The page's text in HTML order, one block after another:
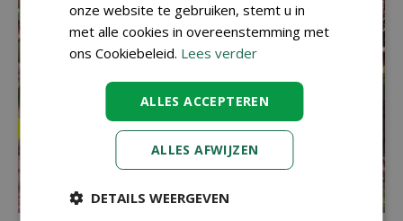
onze website te gebruiken, stemt u in
met alle cookies in overeenstemming met
ons Cookiebeleid. Lees verder
ALLES ACCEPTEREN
ALLES AFWIJZEN
DETAILS WEERGEVEN